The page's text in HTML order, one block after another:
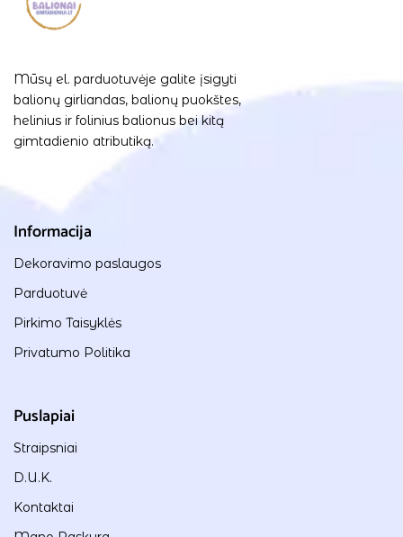
Mūsų el. parduotuvėje galite įsigyti
balionų girliandas, balionų puokštes,
helinius ir folinius balionus bei kitą
gimtadienio atributiką.
Informacija
Dekoravimo paslaugos
Parduotuvė
Pirkimo Taisyklės
Privatumo Politika
Puslapiai
Straipsniai
D.U.K.
Kontaktai